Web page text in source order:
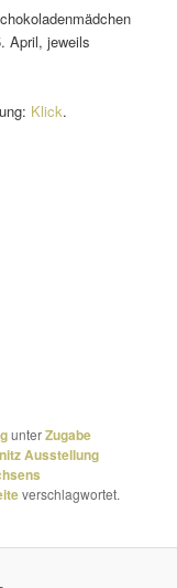
April, jeweils
Klick.
unterZugabe
Ausstellung
verschlagwortet.